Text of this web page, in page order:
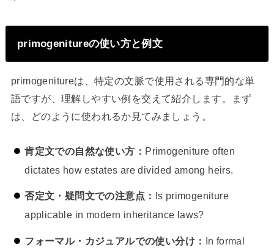
primogenitureの使い方と例文
primogenitureは、特定の文脈で使用される専門的な単
語ですが、理解しやすい例を交えて紹介します。まず
は、どのように使われるか見てみましょう。
肯定文での自然な使い方： Primogeniture often
dictates how estates are divided among heirs.
否定文・疑問文での注意点：
Is primogeniture
applicable in modern inheritance laws?
フォーマル・カジュアルでの使い分け： In formal